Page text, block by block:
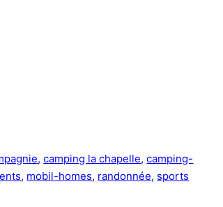
, camping la chapelle, camping-
, mobil-homes, randonnée, sports